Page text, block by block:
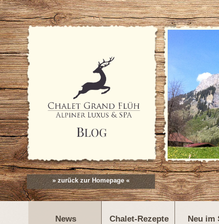
» zurück zur Homepage «
News Chalet-Rezepte Neu im